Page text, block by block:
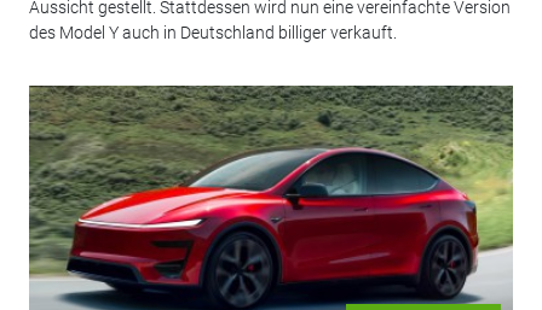
Aussicht gestellt. Stattdessen wird nun eine vereinfachte Version
des Model Y auch in Deutschland billiger verkauft.